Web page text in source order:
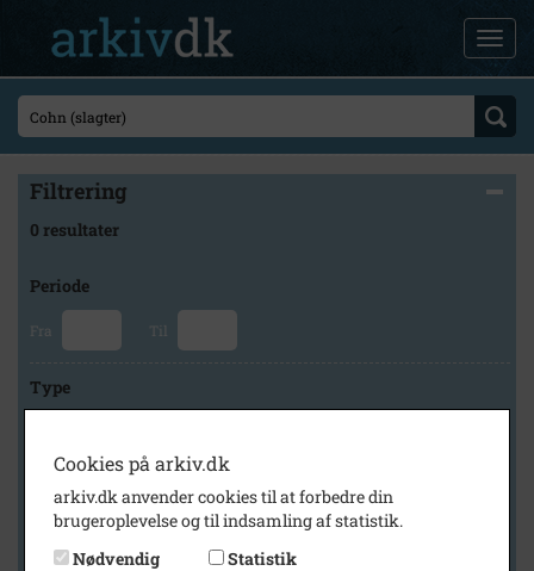
Filtrering
0 resultater
Periode
Fra Til
Type
Arkiv
Historisk Arkiv Dragør
Cookies på arkiv.dk
arkiv.dk anvender cookies til at forbedre din
brugeroplevelse og til indsamling af statistik.
Nødvendig
Statistik